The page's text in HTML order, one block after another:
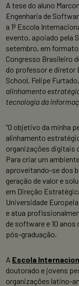
A tese do aluno
Engenharia de
a 1ª Escola
evento, apoiado pela
setembro, em formato
Congresso Brasileiro
do professor e diretor
School, Felipe
alinhamento
tecnologia da
“O objetivo da minha
alinhamento
organizações digitais
Para criar um
aproveitando-se dos
geração de valor e
em Direção
Universidade
e atua
de software e 10
pós-graduação.
A Escola
doutorado e jovens
organizações latino-